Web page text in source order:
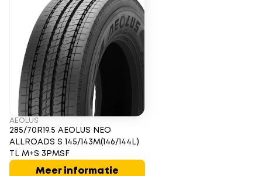
AEOLUS
285/70R19.5 AEOLUS NEO
ALLROADS S 145/143M(146/144L)
TL M+S 3PMSF
Meer informatie